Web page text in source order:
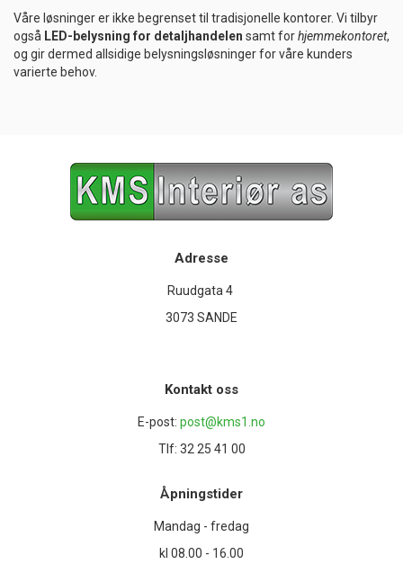
Våre løsninger er ikke begrenset til tradisjonelle kontorer. Vi tilbyr
også LED-belysning for detaljhandelen samt forhjemmekontoret,
og gir dermed allsidige belysningsløsninger for våre kunders
varierte behov.
Adresse
Ruudgata 4
3073 SANDE
Kontakt oss
E-post: post@kms1.no
Tlf: 32 25 41 00
Åpningstider
Mandag - fredag
kl 08.00 - 16.00